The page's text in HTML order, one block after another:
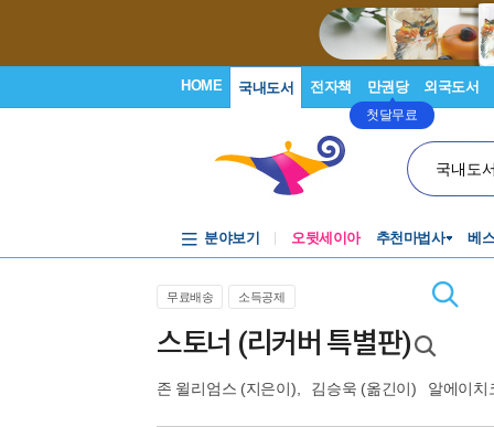
HOME 국내도서 전자책 만권당
첫달무료
외국도서
국내도
분야보기 오뒷세이아 추천마법사 베
무료배송 소득공제
스토너 (리커버 특별판)
존 윌리엄스 (지은이), 김승욱 (옮긴이) 알에이치